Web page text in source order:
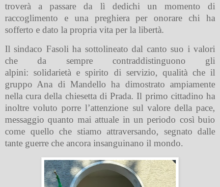
troverà a passare da lì dedichi un momento di
raccoglimento e una preghiera per onorare chi ha
sofferto e dato la propria vita per la libertà.
Il sindaco Fasoli ha sottolineato dal canto suo i valori
che da sempre contraddistinguono gli
alpini: solidarietà e spirito di servizio, qualità che il
gruppo Ana di Mandello ha dimostrato ampiamente
nella cura della chiesetta di Prada. Il primo cittadino ha
inoltre voluto porre l’attenzione sul valore della pace,
messaggio quanto mai attuale in un periodo così buio
come quello che stiamo attraversando, segnato dalle
tante guerre che ancora insanguinano il mondo.